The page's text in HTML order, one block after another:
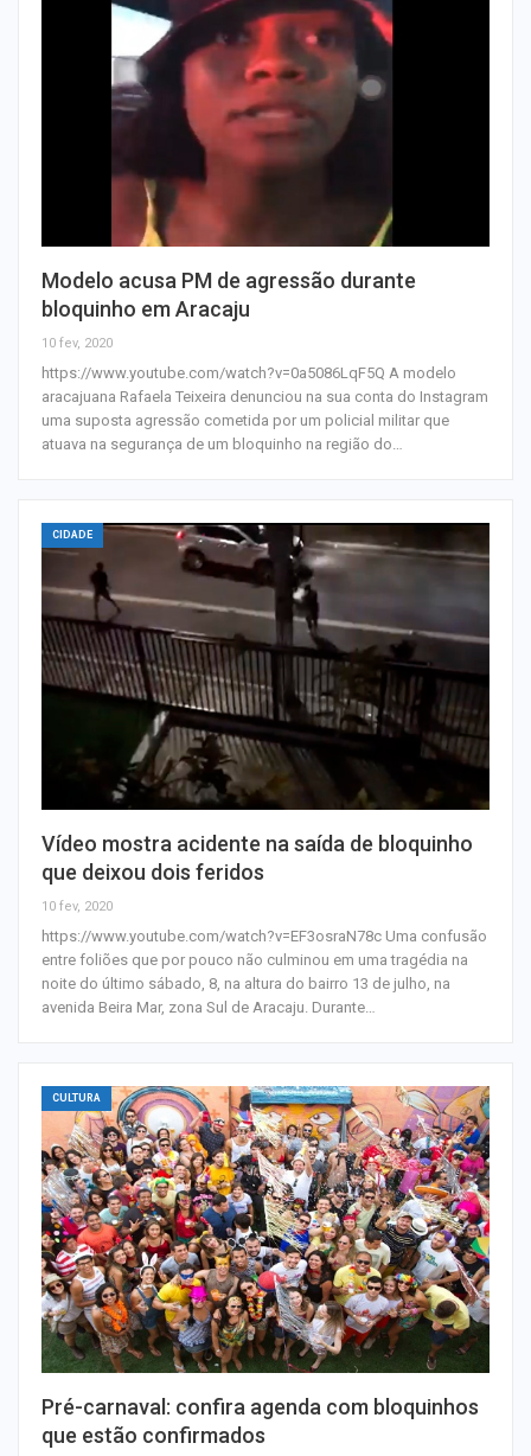
Modelo acusa PM de agressão durante
bloquinho em Aracaju
10 fev, 2020
https://www.youtube.com/watch?v=0a5086LqF5Q A modelo
aracajuana Rafaela Teixeira denunciou na sua conta do Instagram
uma suposta agressão cometida por um policial militar que
atuava na segurança de um bloquinho na região do…
CIDADE
Vídeo mostra acidente na saída de bloquinho
que deixou dois feridos
10 fev, 2020
https://www.youtube.com/watch?v=EF3osraN78c Uma confusão
entre foliões que por pouco não culminou em uma tragédia na
noite do último sábado, 8, na altura do bairro 13 de julho, na
avenida Beira Mar, zona Sul de Aracaju. Durante…
CULTURA
Pré-carnaval: confira agenda com bloquinhos
que estão confirmados